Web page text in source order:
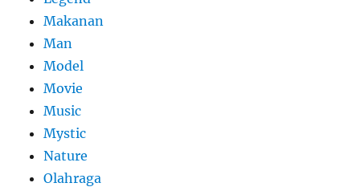
Makanan
Man
Model
Movie
Music
Mystic
Nature
Olahraga